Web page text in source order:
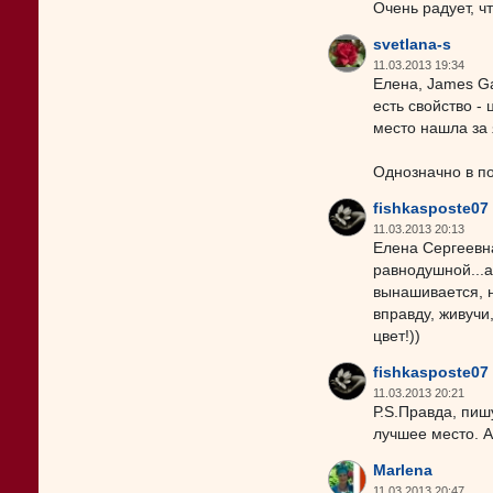
Очень радует,
svetlana-s
11.03.2013 19:34
Елена, James
есть свойство -
место нашла за
Однозначно в
fishkasposte07
11.03.2013 20:13
Елена
вынашивается,
вправду,
цвет!))
fishkasposte07
11.03.2013 20:21
Р.S.Правда,
лучшее место.
Marlena